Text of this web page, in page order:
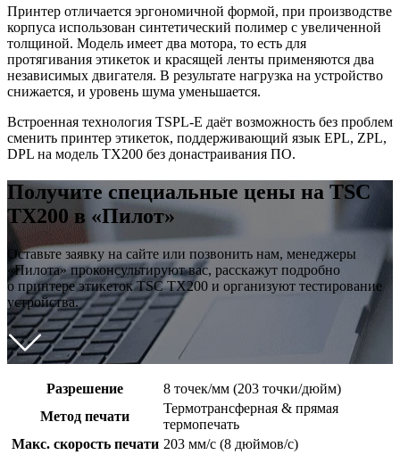
Принтер отличается эргономичной формой, при производстве
корпуса использован синтетический полимер с увеличенной
толщиной. Модель имеет два мотора, то есть для
протягивания этикеток и красящей ленты применяются два
независимых двигателя. В результате нагрузка на устройство
снижается, и уровень шума уменьшается.
Встроенная технология TSPL-E даёт возможность без проблем
сменить принтер этикеток, поддерживающий язык EPL, ZPL,
DPL на модель TX200 без донастраивания ПО.
Получите специальные цены на TSC
TX200 в «Пилот»
Оставьте заявку на сайте или позвонить нам, менеджеры
«Пилота» проконсультируют вас, расскажут подробно
о принтере этикеток TSC TX200 и организуют тестирование
устройства.
Разрешение
8 точек/мм (203 точки/дюйм)
Метод печати
Термотрансферная & прямая
термопечать
Макс. скорость печати 203 мм/с (8 дюймов/с)